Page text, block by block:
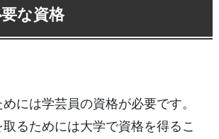
な資格
には学芸員の資格が必要です。
るためには大学で資格を得るこ